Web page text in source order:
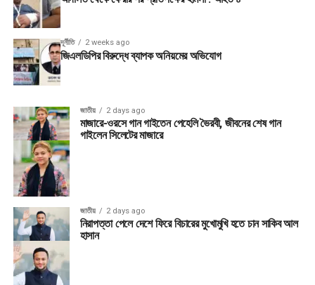
দূর্নীতি 2 weeks ago
জিএলডিপির বিরুদ্ধে ব্যাপক অনিয়মের অভিযোগ
জাতীয় 2 days ago
মাজারে-ওরসে গান গাইতেন পেহেলি ভৈরবী, জীবনের শেষ গান
গাইলেন সিলেটের মাজারে
জাতীয় 2 days ago
নিরাপত্তা পেলে দেশে ফিরে বিচারের মুখোমুখি হতে চান সাকিব আল
হাসান